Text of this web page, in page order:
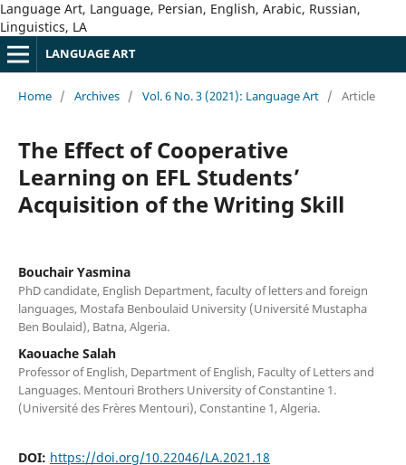
Language Art, Language, Persian, English, Arabic, Russian,
Linguistics, LA
LANGUAGE ART
Home / Archives / Vol. 6 No. 3 (2021): Language Art / Article
The Effect of Cooperative
Learning on EFL Students’
Acquisition of the Writing Skill
Bouchair Yasmina
PhD candidate, English Department, faculty of letters and foreign
languages, Mostafa Benboulaid University (Université Mustapha
Ben Boulaid), Batna, Algeria.
Kaouache Salah
Professor of English, Department of English, Faculty of Letters and
Languages. Mentouri Brothers University of Constantine 1.
(Université des Frères Mentouri), Constantine 1, Algeria.
DOI: https://doi.org/10.22046/LA.2021.18